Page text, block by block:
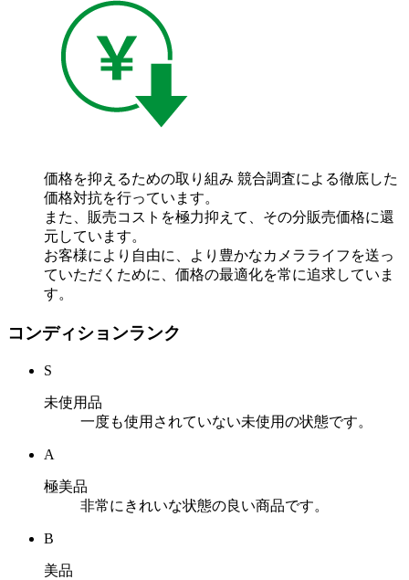
価格を抑えるための取り組み 競合調査による徹底した
価格対抗を行っています。
また、販売コストを極力抑えて、その分販売価格に還
元しています。
お客様により自由に、より豊かなカメラライフを送っ
ていただくために、価格の最適化を常に追求していま
す。
コンディションランク
S
未使用品
一度も使用されていない未使用の状態です。
A
極美品
非常にきれいな状態の良い商品です。
B
美品